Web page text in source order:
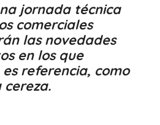
jornada técnica
comerciales
las novedades
en los que
referencia, como